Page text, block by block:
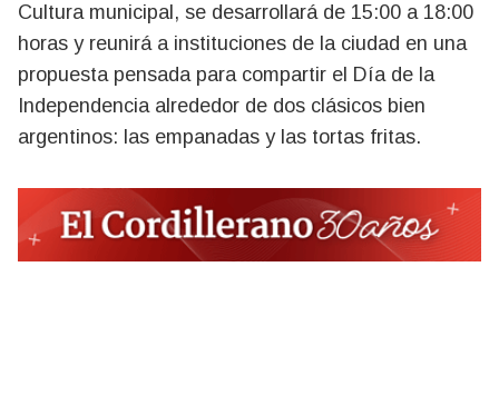
Cultura municipal, se desarrollará de 15:00 a 18:00
horas y reunirá a instituciones de la ciudad en una
propuesta pensada para compartir el Día de la
Independencia alrededor de dos clásicos bien
argentinos: las empanadas y las tortas fritas.